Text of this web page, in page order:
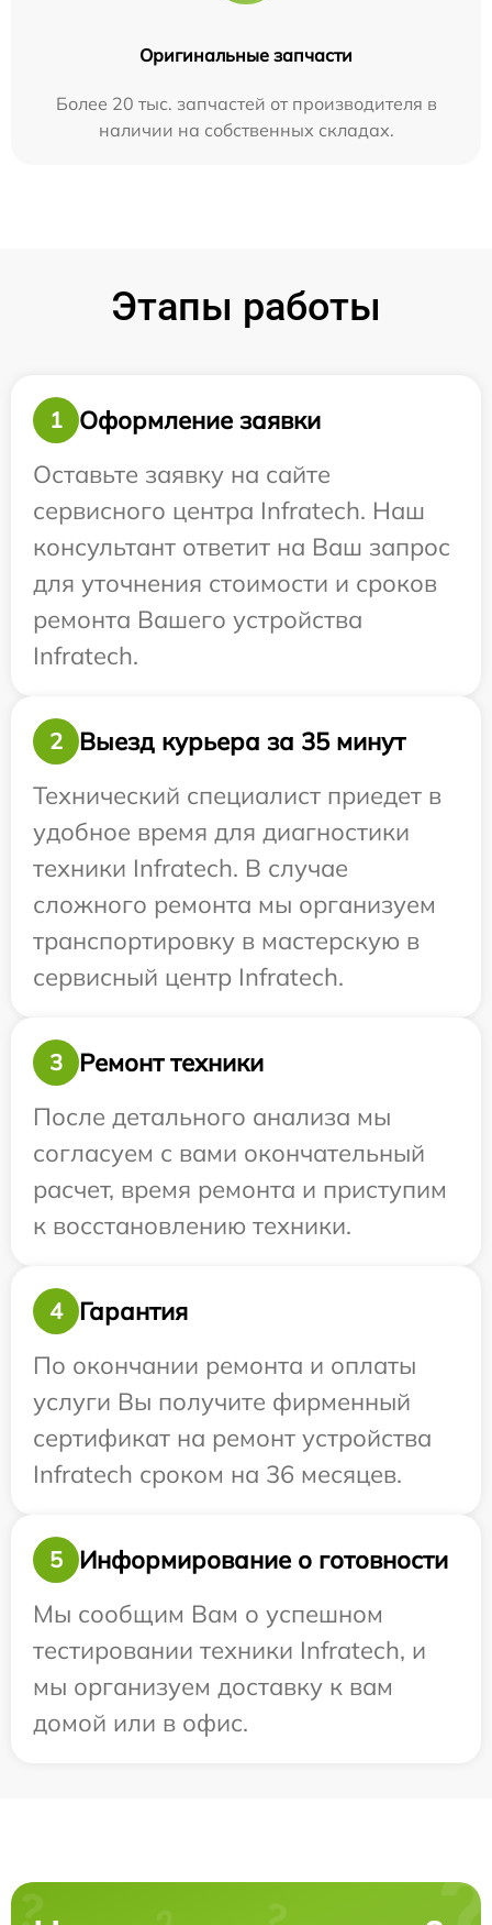
Оригинальные запчасти
Более 20 тыс. запчастей от производителя в
наличии на собственных складах.
Этапы работы
1
Оформление заявки
Оставьте заявку на сайте
сервисного центра Infratech. Наш
консультант ответит на Ваш запрос
для уточнения стоимости и сроков
ремонта Вашего устройства
Infratech.
2
Выезд курьера за 35 минут
Технический специалист приедет в
удобное время для диагностики
техники Infratech. В случае
сложного ремонта мы организуем
транспортировку в мастерскую в
сервисный центр Infratech.
3
Ремонт техники
После детального анализа мы
согласуем с вами окончательный
расчет, время ремонта и приступим
к восстановлению техники.
4
Гарантия
По окончании ремонта и оплаты
услуги Вы получите фирменный
сертификат на ремонт устройства
Infratech сроком на 36 месяцев.
5
Информирование о готовности
Мы сообщим Вам о успешном
тестировании техники Infratech, и
мы организуем доставку к вам
домой или в офис.